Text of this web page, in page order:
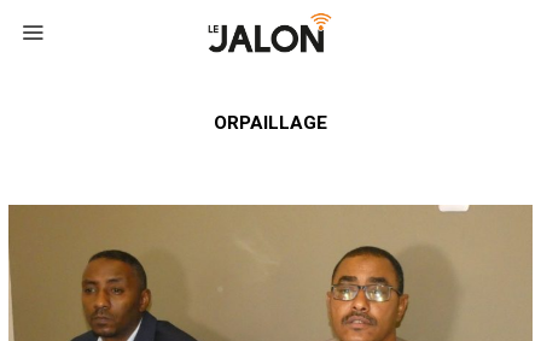
ORPAILLAGE